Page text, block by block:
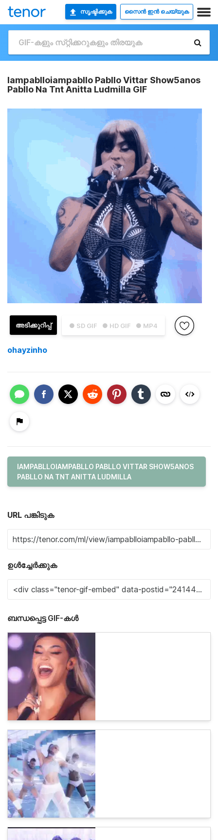
സൃഷ്ടിക്കുക സൈൻ ഇൻ ചെയ്യുക
Iampablloiampabllo Pabllo Vittar Show5anos
Pabllo Na Tnt Anitta Ludmilla GIF
● SD GIF ● HD GIF ● MP4
അടിക്കുറിപ്പ്
ohayzinho
IAMPABLLOIAMPABLLO PABLLO VITTAR SHOW5ANOS
PABLLO NA TNT ANITTA LUDMILLA
URL പങ്കിടുക
ഉൾച്ചേർക്കുക
ബന്ധപ്പെട്ട GIF-കൾ